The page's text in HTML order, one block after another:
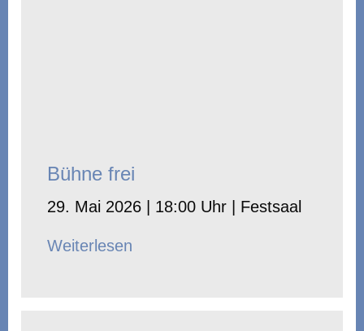
Bühne frei
29. Mai 2026 | 18:00 Uhr | Festsaal
Weiterlesen